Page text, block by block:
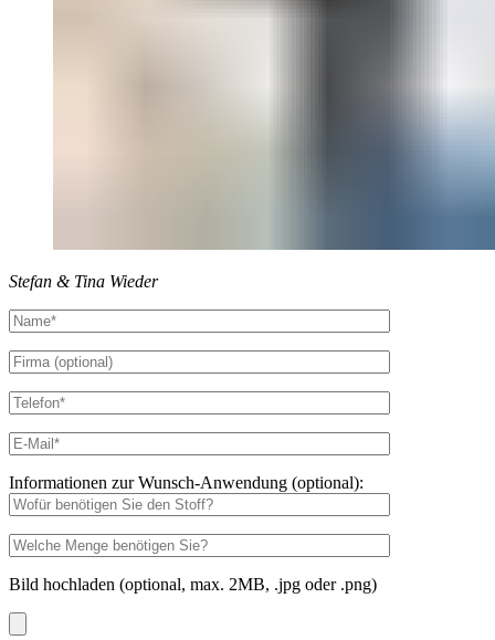
Stefan & Tina Wieder
Informationen zur Wunsch-Anwendung (optional):
Bild hochladen (optional, max. 2MB, .jpg oder .png)